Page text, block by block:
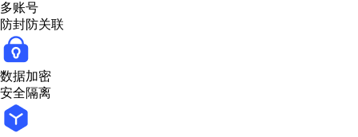
多账号
防封防关联
数据加密
安全隔离